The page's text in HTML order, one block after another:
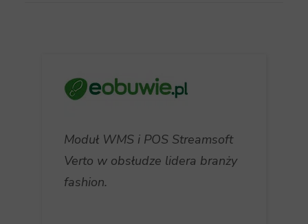
Moduł WMS i POS Streamsoft
Verto w obsłudze lidera branży
fashion.